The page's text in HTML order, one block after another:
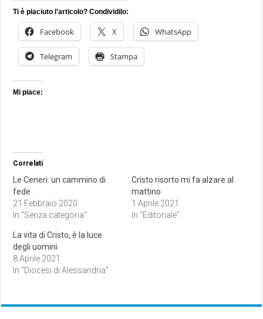
Ti è piaciuto l'articolo? Condividilo:
Facebook X WhatsApp
Telegram Stampa
Mi piace:
Correlati
Le Ceneri: un cammino di
fede
21 Febbraio 2020
In "Senza categoria"
Cristo risorto mi fa alzare al
mattino
1 Aprile 2021
In "Editoriale"
La vita di Cristo, è la luce
degli uomini
8 Aprile 2021
In "Diocesi di Alessandria"